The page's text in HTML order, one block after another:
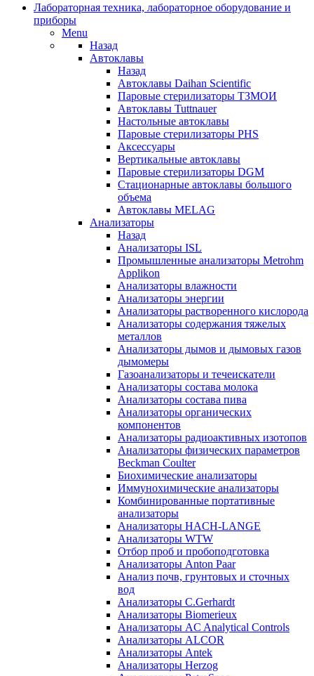
Лабораторная техника, лабораторное оборудование и
приборы
Menu
Назад
Автоклавы
Назад
Автоклавы Daihan Scientific
Паровые стерилизаторы ТЗМОИ
Автоклавы Tuttnauer
Наcтольные автоклавы
Паровые стерилизаторы PHS
Аксессуары
Вертикальные автоклавы
Паровые стерилизаторы DGM
Стационарные автоклавы большого
объема
Автоклавы MELAG
Анализаторы
Назад
Анализаторы ISL
Промышленные анализаторы Metrohm
Applikon
Анализаторы влажности
Анализаторы энергии
Анализаторы растворенного кислорода
Анализаторы содержания тяжелых
металлов
Анализаторы дымов и дымовых газов
дымомеры
Газоанализаторы и течеискатели
Анализаторы состава молока
Анализаторы состава пива
Анализаторы органических
компонентов
Анализаторы радиоактивных изотопов
Анализаторы физических параметров
Beckman Coulter
Биохимические анализаторы
Иммунохимические анализаторы
Комбинированные портативные
анализаторы
Анализаторы HACH-LANGE
Анализаторы WTW
Отбор проб и пробоподготовка
Анализаторы Anton Paar
Анализ почв, грунтовых и сточных
вод
Анализаторы C.Gerhardt
Анализаторы Biomerieux
Анализаторы AC Analytical Controls
Анализаторы ALCOR
Анализаторы Antek
Анализаторы Herzog